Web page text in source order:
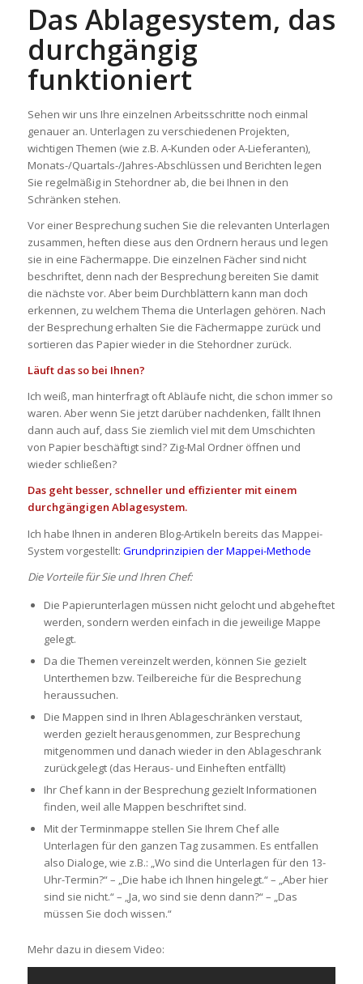
Das Ablagesystem, das
durchgängig
funktioniert
Sehen wir uns Ihre einzelnen Arbeitsschritte noch einmal
genauer an. Unterlagen zu verschiedenen Projekten,
wichtigen Themen (wie z.B. A-Kunden oder A-Lieferanten),
Monats-/Quartals-/Jahres-Abschlüssen und Berichten legen
Sie regelmäßig in Stehordner ab, die bei Ihnen in den
Schränken stehen.
Vor einer Besprechung suchen Sie die relevanten Unterlagen
zusammen, heften diese aus den Ordnern heraus und legen
sie in eine Fächermappe. Die einzelnen Fächer sind nicht
beschriftet, denn nach der Besprechung bereiten Sie damit
die nächste vor. Aber beim Durchblättern kann man doch
erkennen, zu welchem Thema die Unterlagen gehören. Nach
der Besprechung erhalten Sie die Fächermappe zurück und
sortieren das Papier wieder in die Stehordner zurück.
Läuft das so bei Ihnen?
Ich weiß, man hinterfragt oft Abläufe nicht, die schon immer so
waren. Aber wenn Sie jetzt darüber nachdenken, fällt Ihnen
dann auch auf, dass Sie ziemlich viel mit dem Umschichten
von Papier beschäftigt sind? Zig-Mal Ordner öffnen und
wieder schließen?
Das geht besser, schneller und effizienter mit einem
durchgängigen Ablagesystem.
Ich habe Ihnen in anderen Blog-Artikeln bereits das Mappei-
System vorgestellt: Grundprinzipien der Mappei-Methode
Die Vorteile für Sie und Ihren Chef:
Die Papierunterlagen müssen nicht gelocht und abgeheftet
werden, sondern werden einfach in die jeweilige Mappe
gelegt.
Da die Themen vereinzelt werden, können Sie gezielt
Unterthemen bzw. Teilbereiche für die Besprechung
heraussuchen.
Die Mappen sind in Ihren Ablageschränken verstaut,
werden gezielt herausgenommen, zur Besprechung
mitgenommen und danach wieder in den Ablageschrank
zurückgelegt (das Heraus- und Einheften entfällt)
Ihr Chef kann in der Besprechung gezielt Informationen
finden, weil alle Mappen beschriftet sind.
Mit der Terminmappe stellen Sie Ihrem Chef alle
Unterlagen für den ganzen Tag zusammen. Es entfallen
also Dialoge, wie z.B.: „Wo sind die Unterlagen für den 13-
Uhr-Termin?“ – „Die habe ich Ihnen hingelegt.“ – „Aber hier
sind sie nicht.“ – „Ja, wo sind sie denn dann?“ – „Das
müssen Sie doch wissen.“
Mehr dazu in diesem Video: